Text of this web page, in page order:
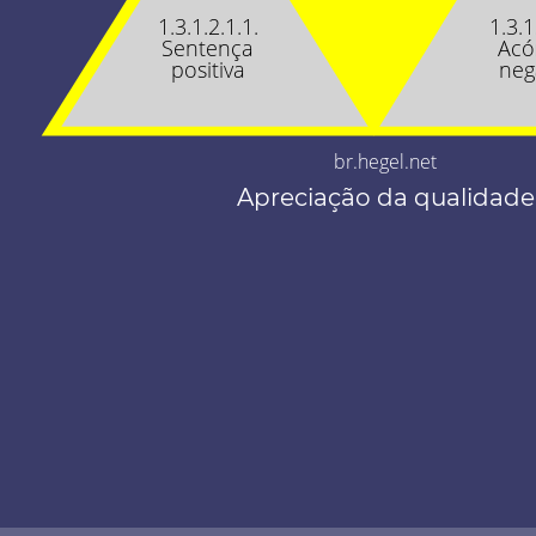
1.3.1.2.1.1.
Sentença
positiva
br.hegel.net
Apreciação da qualidade